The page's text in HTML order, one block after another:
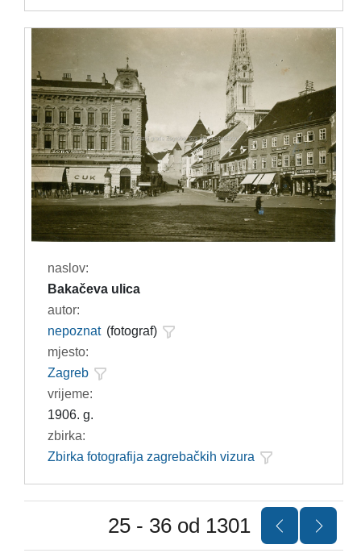
naslov:
Bakačeva ulica
autor:
nepoznat (fotograf)
mjesto:
Zagreb
vrijeme:
1906. g.
zbirka:
Zbirka fotografija zagrebačkih vizura
25 - 36 od 1301